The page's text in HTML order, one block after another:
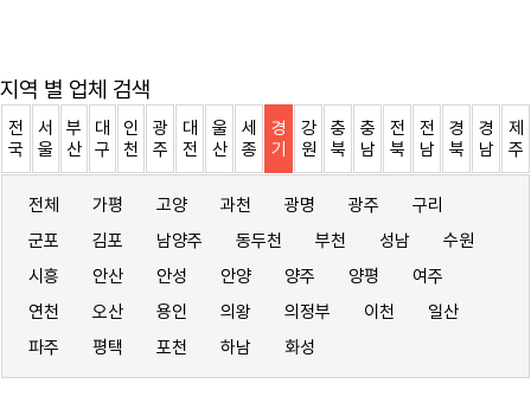
지역 별 업체 검색
전
국
서
울
부
산
대
구
인
천
광
주
대
전
울
산
세
종
경
기
강
원
충
북
충
남
전
북
전
남
경
북
경
남
제
주
전체 가평 고양 과천 광명 광주
구리
군포
김포 남양주 동두천 부천 성남
수원
시흥
안산 안성 안양 양주 양평
여주
연천
오산 용인 의왕 의정부 이천
일산
파주
평택 포천 하남 화성